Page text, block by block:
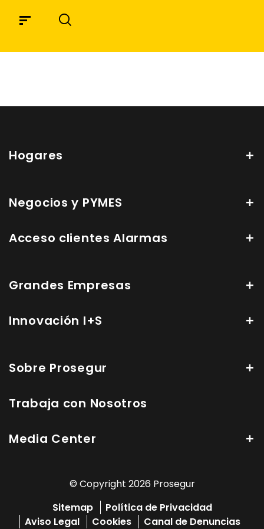
Hogares
Negocios y PYMES
Acceso clientes Alarmas
Grandes Empresas
Innovación I+S
Sobre Prosegur
Trabaja con Nosotros
Media Center
© Copyright 2026 Prosegur
Sitemap
Política de Privacidad
Aviso Legal
Cookies Canal de Denuncias